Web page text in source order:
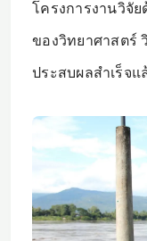
โครงการงานวิจัย
ของวิทยาศาสตร์
ประสบผลสำเร็จ